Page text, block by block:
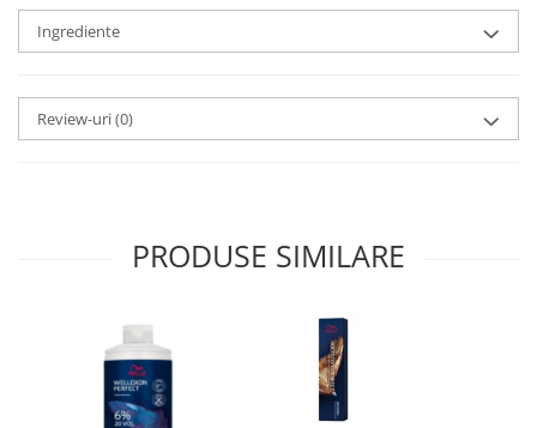
Ingrediente
Review-uri(0)
PRODUSE SIMILARE